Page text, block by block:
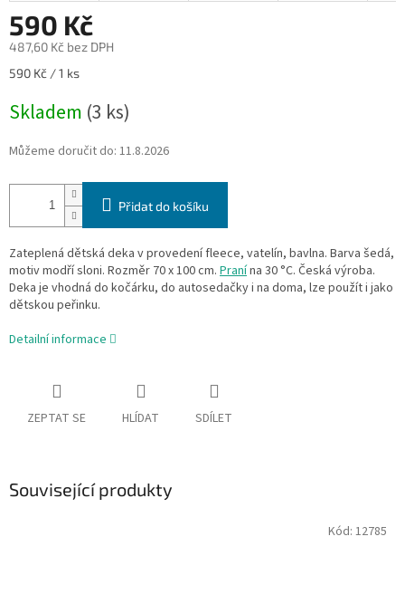
590 Kč
487,60 Kč bez DPH
Měrná
590 Kč / 1 ks
Skladem (3 ks)
Můžeme doručit do: 11.8.2026
Přidat do košíku
Zateplená dětská deka v provedení fleece, vatelín, bavlna. Barva šedá,
motiv modří sloni. Rozměr 70 x 100 cm. Pranína 30 °C. Česká výroba.
Deka je vhodná do kočárku, do autosedačky i na doma, lze použít i jako
dětskou peřinku.
Detailní informace
ZEPTAT SE HLÍDAT SDÍLET
Související produkty
Kód: 12785